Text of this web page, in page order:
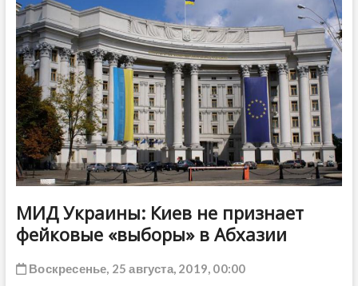
t
o
n
МИД Украины: Киев не признает
фейковые «выборы» в Абхазии
Воскресенье, 25 августа, 2019, 00:00